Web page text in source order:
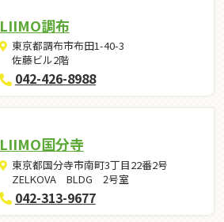
LIIMO調布
東京都調布市布田1-40-3
佐藤ビル2階
042-426-8988
LIIMO国分寺
東京都国分寺市南町3丁目22番2号
ZELKOVA BLDG 2号室
042-313-9677